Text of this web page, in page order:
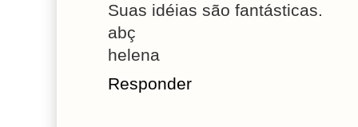
Suas idéias são fantásticas.
abç
helena
Responder